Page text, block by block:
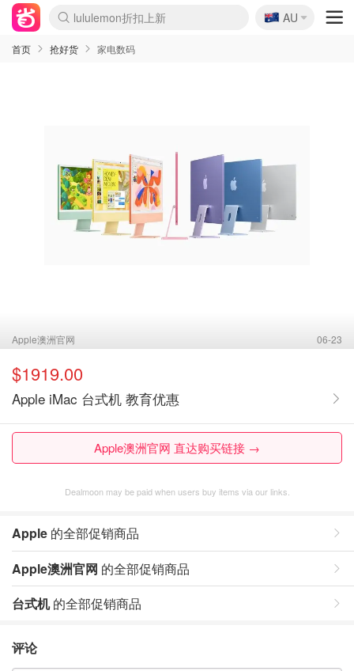
lululemon折扣上新
Sasa美妆护肤3.5折
SSENSE年中3折
FreshBeauty好价汇总
Cettire降价+叠9折
Farfetch折上8折
WWS Coles超市实拍
viagogo二手票捡漏
Myer超级周末1折
The Outnet奢牌1折起
David Jones 3折起
Flannels大牌1折
Perfumes Club护肤1折
AMIRO返校季6.2折
Oweek抽奖送Airpods
Amazon折扣汇总
eToro入金$200送$50
Amazon数码好物
ICONIC本周7.5折
ThedoubleF高奢地板价
Moose Knuckles 6折
丝芙兰5折起
EUFY官网3.7折起
Selenichast首饰2折
Trip机票酒店促销
YSL送5件彩妆礼
Amazon家居好物
BIGBANG巡演开票
David Jones时尚3折
Amazon美妆护肤
雅漾大喷$8
过敏原检测盒$33
伊索独家赠50ml沐浴露
科颜氏清仓3折
SEALIFE海洋馆门票6折
丝塔芙大白罐$16
订阅Newsletter送香薰
Cult Beauty 6.8折
Harrods圣诞日历2.3折
LN-CC奢牌私促3折
d'Alba空姐喷雾$16
EVE LOM套装逆天2折
Bernardelli独家4折
Adore Beauty 6折起
CT圣诞日历
Mytheresa奢品2.7折
Luxury Escapes 9折
Currentbody美容仪9折
MOON Garden Live
ALLSAINTS美衣3折
Roborock扫地机3.7折
Tingo Life水杯$24
Valentino官网5折
CR洗发护发6.3折
修丽可套装7.4折
Myer彩妆2件7折
GANNI官网4.5折
Stylevana韩妆4折
Tessabit高奢8.5折
OGX洗护4折
Amazon阿德莱德次日达
卡诗8.5折+赠礼
Philips Hue灯具8折
🇦🇺
AU
首页 抢好货 家电数码
Apple澳洲官网 06-23
$1919.00
Apple iMac 台式机 教育优惠
Apple澳洲官网 直达购买链接 →
Dealmoon may be paid when users buy items via our links.
Apple 的全部促销商品
Apple澳洲官网 的全部促销商品
台式机的全部促销商品
评论